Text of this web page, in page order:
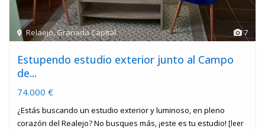
7
Relaejo,Granada Capital
Estupendo estudio exterior junto al Campo
de...
74.000 €
¿Estás buscando un estudio exterior y luminoso, en pleno
corazón del Realejo? No busques más, ¡este es tu estudio! [leer